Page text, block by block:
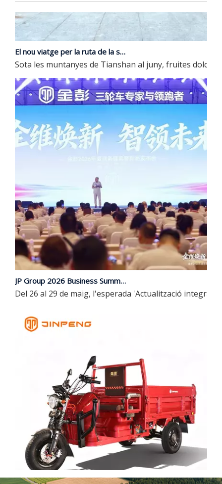
Sota les muntanyes de Tianshan al juny, fruites
Del 26 al 29 de maig, l'esperada 'Actualització integral,